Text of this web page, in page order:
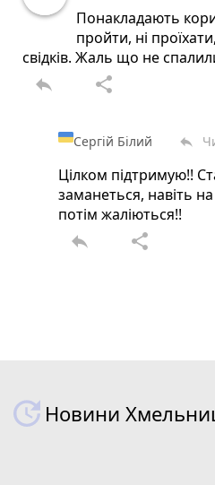
Понакладають
пройти, ні
свідків. Жаль що не
reply share
Сергій Білий reply
Цілком підтримую!!
заманеться, навіть
потім жаліються!!
reply share
Новини